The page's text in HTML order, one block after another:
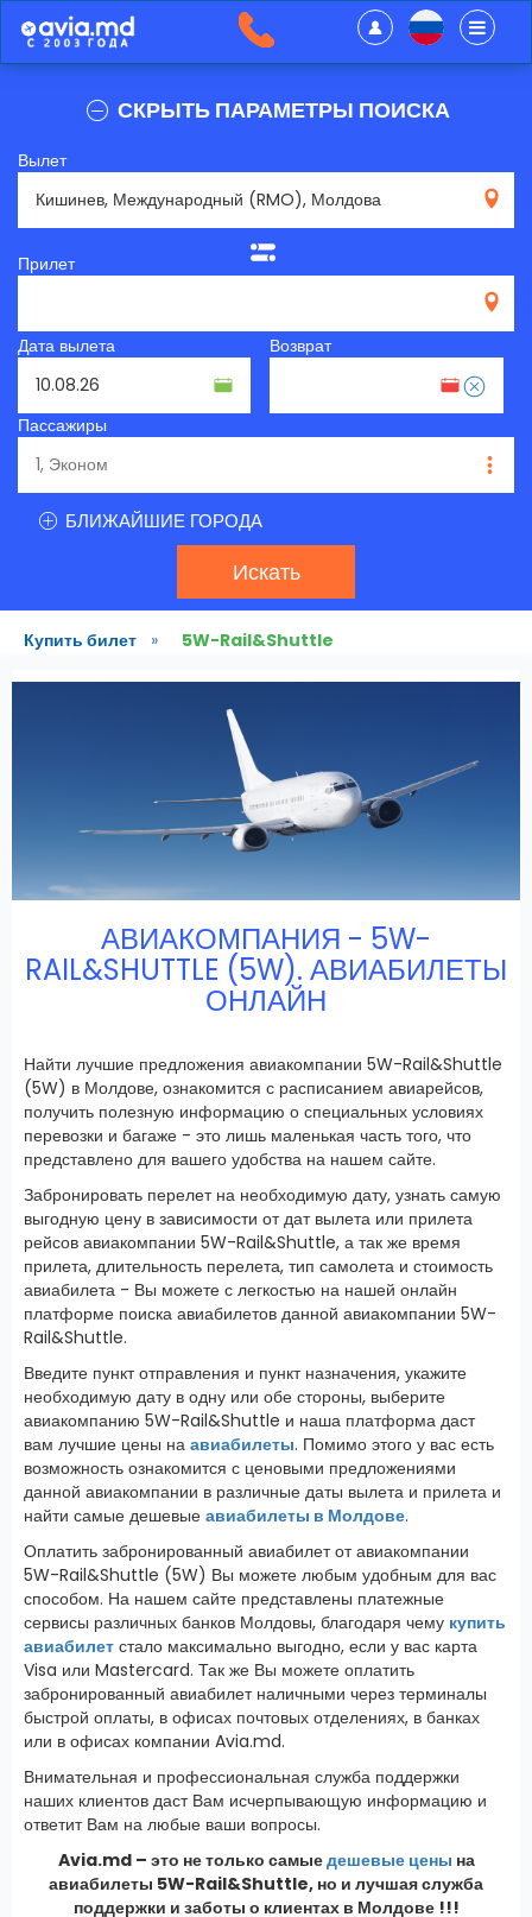
СКРЫТЬ ПАРАМЕТРЫ ПОИСКА
Вылет
Прилет
Дата вылета Возврат
Пассажиры
БЛИЖАЙШИЕ ГОРОДА
Искать
Купить билет » 5W-Rail&Shuttle
АВИАКОМПАНИЯ - 5W-
RAIL&SHUTTLE (5W). АВИАБИЛЕТЫ
ОНЛАЙН
Найти лучшие предложения авиакомпании 5W-Rail&Shuttle
(5W) в Молдове, ознакомится с расписанием авиарейсов,
получить полезную информацию о специальных условиях
перевозки и багаже - это лишь маленькая часть того, что
представлено для вашего удобства на нашем сайте.
Забронировать перелет на необходимую дату, узнать самую
выгодную цену в зависимости от дат вылета или прилета
рейсов авиакомпании 5W-Rail&Shuttle, а так же время
прилета, длительность перелета, тип самолета и стоимость
авиабилета - Вы можете с легкостью на нашей онлайн
платформе поиска авиабилетов данной авиакомпании 5W-
Rail&Shuttle.
Введите пункт отправления и пункт назначения, укажите
необходимую дату в одну или обе стороны, выберите
авиакомпанию 5W-Rail&Shuttle и наша платформа даст
вам лучшие цены на авиабилеты. Помимо этого у вас есть
возможность ознакомится с ценовыми предложениями
данной авиакомпании в различные даты вылета и прилета и
найти самые дешевые авиабилеты в Молдове.
Оплатить забронированный авиабилет от авиакомпании
5W-Rail&Shuttle (5W) Вы можете любым удобным для вас
способом. На нашем сайте представлены платежные
сервисы различных банков Молдовы, благодаря чему купить
авиабилет стало максимально выгодно, если у вас карта
Visa или Mastercard. Так же Вы можете оплатить
забронированный авиабилет наличными через терминалы
быстрой оплаты, в офисах почтовых отделениях, в банках
или в офисах компании Avia.md.
Внимательная и профессиональная служба поддержки
наших клиентов даст Вам исчерпывающую информацию и
ответит Вам на любые ваши вопросы.
Avia.md – это не только самыедешевые цены на
авиабилеты 5W-Rail&Shuttle, но и лучшая служба
поддержки и заботы о клиентах в Молдове !!!